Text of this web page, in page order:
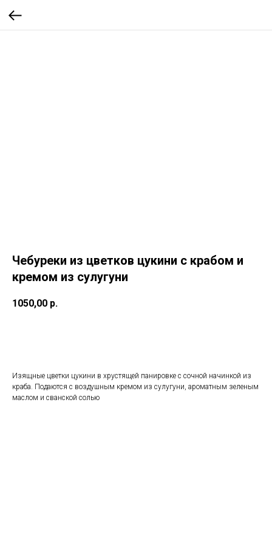
Чебуреки из цветков цукини с крабом и
кремом из сулугуни
1050,00 р.
Изящные цветки цукини в хрустящей панировке с сочной начинкой из
краба. Подаются с воздушным кремом из сулугуни, ароматным зеленым
маслом и сванской солью